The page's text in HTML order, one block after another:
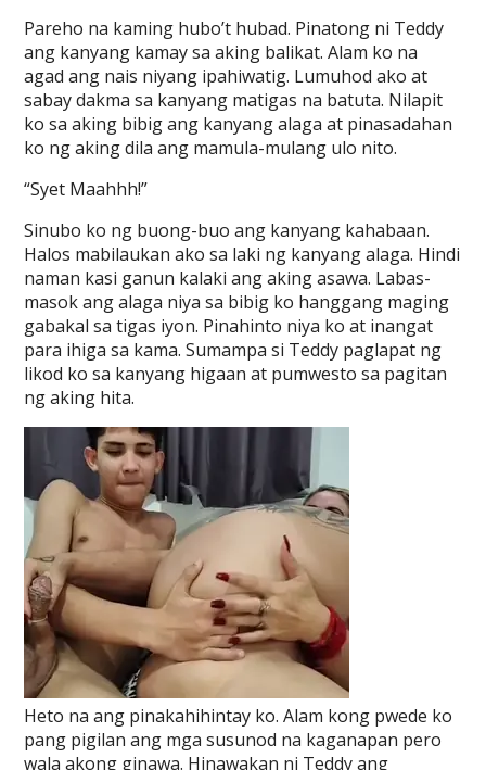
Pareho na kaming hubo’t hubad. Pinatong ni Teddy
ang kanyang kamay sa aking balikat. Alam ko na
agad ang nais niyang ipahiwatig. Lumuhod ako at
sabay dakma sa kanyang matigas na batuta. Nilapit
ko sa aking bibig ang kanyang alaga at pinasadahan
ko ng aking dila ang mamula-mulang ulo nito.
“Syet Maahhh!”
Sinubo ko ng buong-buo ang kanyang kahabaan.
Halos mabilaukan ako sa laki ng kanyang alaga. Hindi
naman kasi ganun kalaki ang aking asawa. Labas-
masok ang alaga niya sa bibig ko hanggang maging
gabakal sa tigas iyon. Pinahinto niya ko at inangat
para ihiga sa kama. Sumampa si Teddy paglapat ng
likod ko sa kanyang higaan at pumwesto sa pagitan
ng aking hita.
Heto na ang pinakahihintay ko. Alam kong pwede ko
pang pigilan ang mga susunod na kaganapan pero
wala akong ginawa. Hinawakan ni Teddy ang